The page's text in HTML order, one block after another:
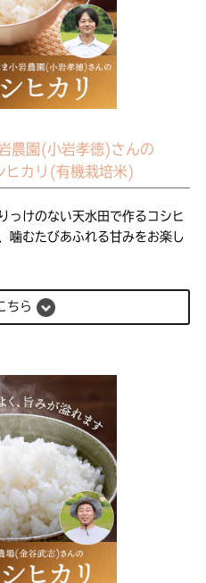
農園(小岩孝徳)さんの
ヒカリ(有機栽培米)
っけのない天水田で作るコシヒ
噛むたびあふれる甘みをお楽し
ちら